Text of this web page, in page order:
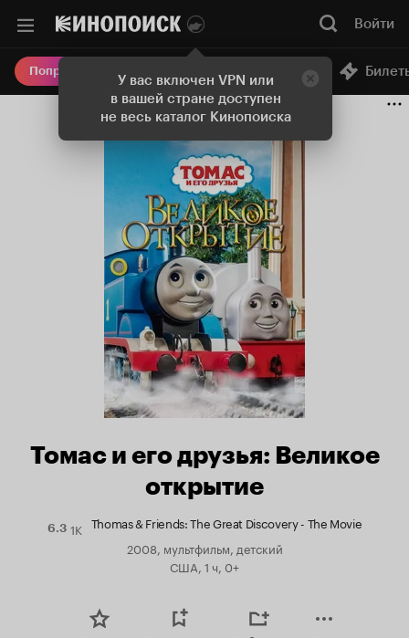
У вас включен VPN или
в вашей стране доступен
не весь каталог Кинопоиска
Войти
Попробовать Плюс Онлайн-кинотеатр
Томас и его друзья: Великое
открытие
6.3Рейтинг
1K Thomas & Friends: The Great Discovery - The Movie
2008, мультфильм, детский
США, 1 ч, 0+